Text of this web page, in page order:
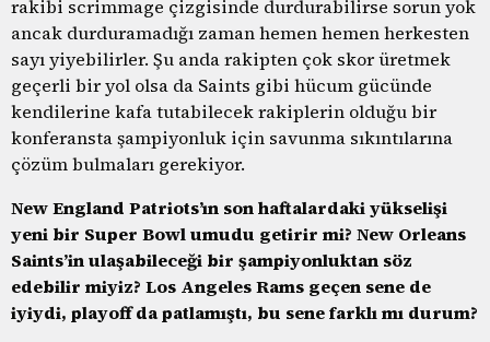
rakibi scrimmage çizgisinde durdurabilirse sorun yok
ancak durduramadığı zaman hemen hemen herkesten
sayı yiyebilirler. Şu anda rakipten çok skor üretmek
geçerli bir yol olsa da Saints gibi hücum gücünde
kendilerine kafa tutabilecek rakiplerin olduğu bir
konferansta şampiyonluk için savunma sıkıntılarına
çözüm bulmaları gerekiyor.
New England Patriots’ın son haftalardaki yükselişi
yeni bir Super Bowl umudu getirir mi? New Orleans
Saints’in ulaşabileceği bir şampiyonluktan söz
edebilir miyiz? Los Angeles Rams geçen sene de
iyiydi, playoff da patlamıştı, bu sene farklı mı durum?